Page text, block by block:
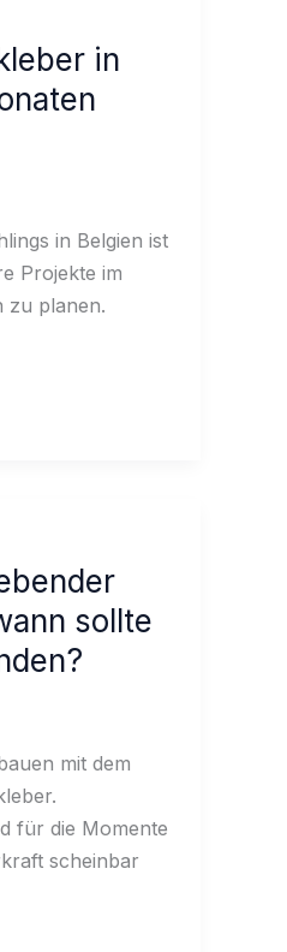
in
in Belgien ist
Projekte im
zu planen.
sollte
mit dem
für die Momente
scheinbar